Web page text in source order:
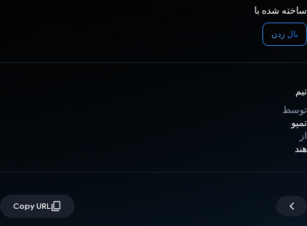
ساخته شده با
بال زدن
تیم
توسط
تمپو
از
هند